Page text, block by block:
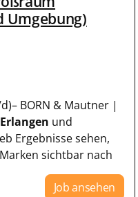
Umgebung)
BORN & Mautner |
Erlangen und
Ergebnisse sehen,
sichtbar nach
Job ansehen